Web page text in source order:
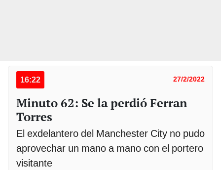
16:22 27/2/2022
Minuto 62: Se la perdió Ferran
Torres
El exdelantero del Manchester City no pudo
aprovechar un mano a mano con el portero
visitante